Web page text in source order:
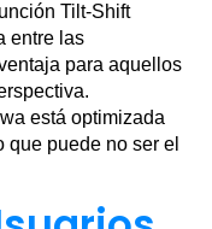
Tilt-Shift
entre las
para aquellos
está optimizada
que puede no ser el